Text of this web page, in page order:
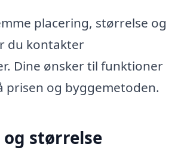
placering, størrelse og
du kontakter
Dine ønsker til funktioner
prisen og byggemetoden.
størrelse